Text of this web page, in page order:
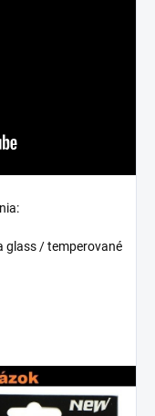
glass / temperované